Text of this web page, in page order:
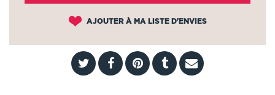
AJOUTER À MA LISTE D'ENVIES